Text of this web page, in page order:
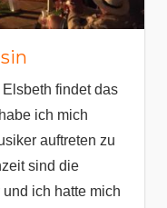
findet das
ich mich
auftreten zu
sind die
ich hatte mich